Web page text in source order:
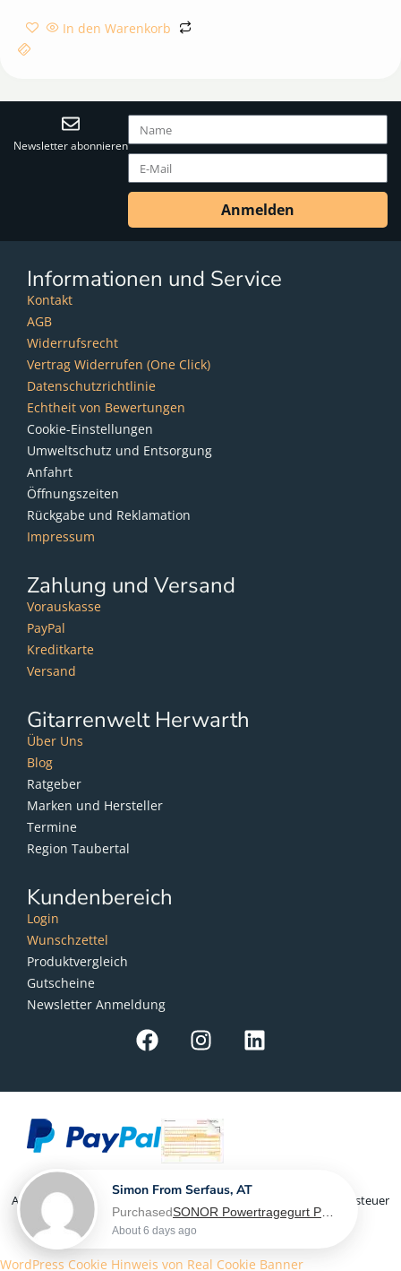
In den Warenkorb
Newsletter abonnieren
Anmelden
Informationen und Service
Kontakt
AGB
Widerrufsrecht
Vertrag Widerrufen (One Click)
Datenschutzrichtlinie
Echtheit von Bewertungen
Cookie-Einstellungen
Umweltschutz und Entsorgung
Anfahrt
Öffnungszeiten
Rückgabe und Reklamation
Impressum
Zahlung und Versand
Vorauskasse
PayPal
Kreditkarte
Versand
Gitarrenwelt Herwarth
Über Uns
Blog
Ratgeber
Marken und Hersteller
Termine
Region Taubertal
Kundenbereich
Login
Wunschzettel
Produktvergleich
Gutscheine
Newsletter Anmeldung
Als Kleinunternehmer im Sinne von § 19 Abs. 1 UStG wird Umsatzsteuer
nicht berechnet
Simon From Serfaus, AT
Purchased
About 6 days ago
WordPress Cookie Hinweis von Real Cookie Banner